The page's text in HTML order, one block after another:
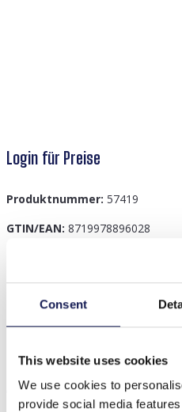
Consent
This website uses cookies
We use cookies to
provide social media
Login für Preise
Produktnummer: 57419
GTIN/EAN: 8719978896028
Andere kauften auch